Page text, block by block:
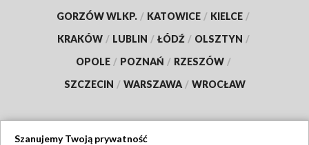
GORZÓW WLKP. / KATOWICE / KIELCE /
KRAKÓW / LUBLIN / ŁÓDŹ / OLSZTYN /
OPOLE / POZNAŃ / RZESZÓW /
SZCZECIN / WARSZAWA / WROCŁAW
Szanujemy Twoją prywatność